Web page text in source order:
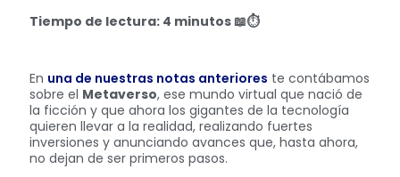
Tiempo de lectura: 4 minutos 📖⏱
En una de nuestras notas anteriores te contábamos
sobre el Metaverso, ese mundo virtual que nació de
la ficción y que ahora los gigantes de la tecnología
quieren llevar a la realidad, realizando fuertes
inversiones y anunciando avances que, hasta ahora,
no dejan de ser primeros pasos.